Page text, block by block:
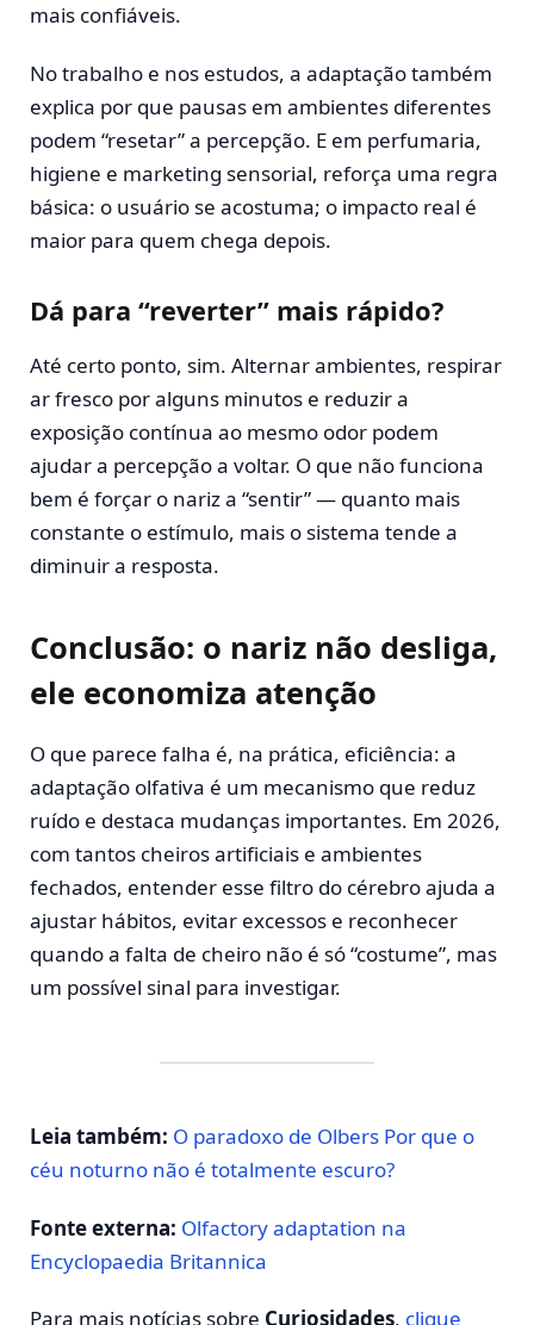
mais confiáveis.
No trabalho e nos estudos, a adaptação também
explica por que pausas em ambientes diferentes
podem “resetar” a percepção. E em perfumaria,
higiene e marketing sensorial, reforça uma regra
básica: o usuário se acostuma; o impacto real é
maior para quem chega depois.
Dá para “reverter” mais rápido?
Até certo ponto, sim. Alternar ambientes, respirar
ar fresco por alguns minutos e reduzir a
exposição contínua ao mesmo odor podem
ajudar a percepção a voltar. O que não funciona
bem é forçar o nariz a “sentir” — quanto mais
constante o estímulo, mais o sistema tende a
diminuir a resposta.
Conclusão: o nariz não desliga,
ele economiza atenção
O que parece falha é, na prática, eficiência: a
adaptação olfativa é um mecanismo que reduz
ruído e destaca mudanças importantes. Em 2026,
com tantos cheiros artificiais e ambientes
fechados, entender esse filtro do cérebro ajuda a
ajustar hábitos, evitar excessos e reconhecer
quando a falta de cheiro não é só “costume”, mas
um possível sinal para investigar.
Leia também: O paradoxo de Olbers Por que o
céu noturno não é totalmente escuro?
Fonte externa: Olfactory adaptation na
Encyclopaedia Britannica
Para mais notícias sobre Curiosidades, clique